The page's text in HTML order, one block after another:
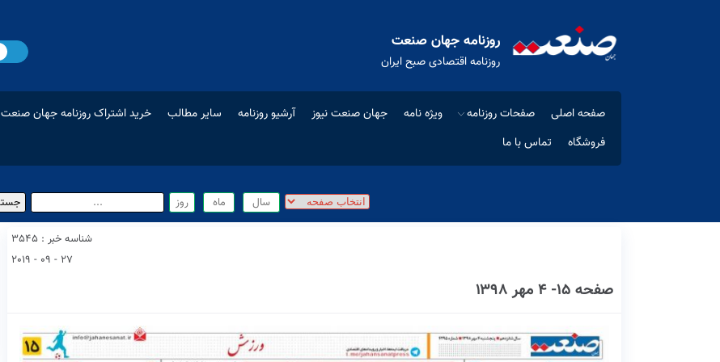
روزنامه جهان صنعت
روزنامه اقتصادی صبح ایران
صفحه اصلی صفحات روزنامه ویژه نامه جهان صنعت نیوز آرشیو روزنامه سایر مطالب
خرید اشتراک روزنامه جهان صنعت
فروشگاه
تماس با ما
شناسه خبر : 3545
27 - 09 - 2019
صفحه ۱۵- ۴ مهر ۱۳۹۸